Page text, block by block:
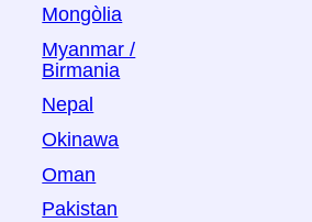
Mongòlia
Myanmar /
Birmania
Nepal
Okinawa
Oman
Pakistan